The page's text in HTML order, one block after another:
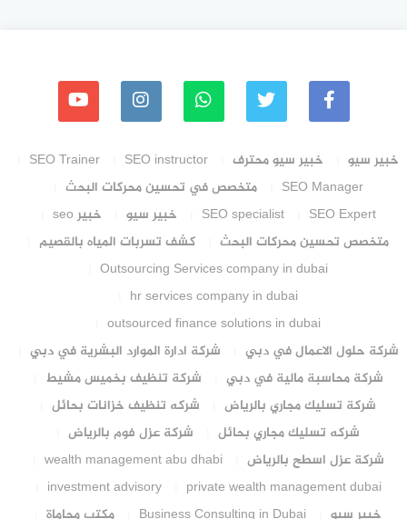
خبير سيو خبير سيو محترف SEO instructor
SEO Trainer
SEO Manager
متخصص في تحسين محركات البحث
SEO Expert
SEO specialist خبير سيو
خبير seo
متخصص تحسين محركات البحث
كشف تسربات المياه بالقصيم
Outsourcing Services company in dubai
hr services company in dubai
outsourced finance solutions in dubai
شركة حلول الاعمال في دبي
شركة ادارة الموارد البشرية في دبي
شركة محاسبة مالية في دبي
شركة تنظيف بخميس مشيط
شركة تسليك مجاري بالرياض
شركه تنظيف خزانات بحائل
شركه تسليك مجاري بحائل
شركة عزل فوم بالرياض
شركة عزل اسطح بالرياض
wealth management abu dhabi
private wealth management dubai
investment advisory
خبير سيو
Business Consulting in Dubai مكتب محاماة